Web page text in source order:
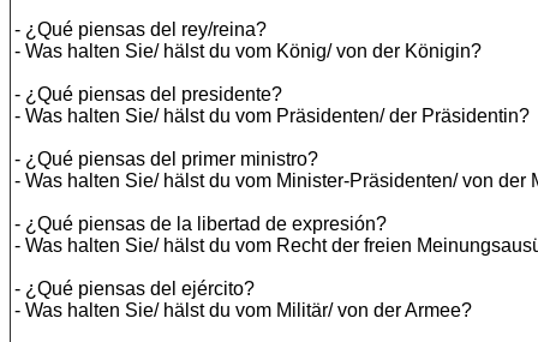
- ¿Qué piensas del rey/reina?
- Was halten Sie/ hälst du vom König/ von der Königin?
- ¿Qué piensas del presidente?
- Was halten Sie/ hälst du vom Präsidenten/ der Präsidentin?
- ¿Qué piensas del primer ministro?
- Was halten Sie/ hälst du vom Minister-Präsidenten/ von der
- ¿Qué piensas de la libertad de expresión?
- Was halten Sie/ hälst du vom Recht der freien
- ¿Qué piensas del ejército?
- Was halten Sie/ hälst du vom Militär/ von der Armee?